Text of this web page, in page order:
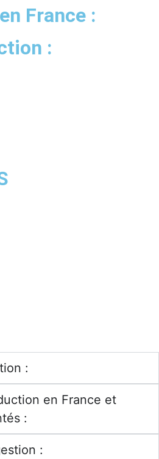
France :
:
:
en France et
:
: